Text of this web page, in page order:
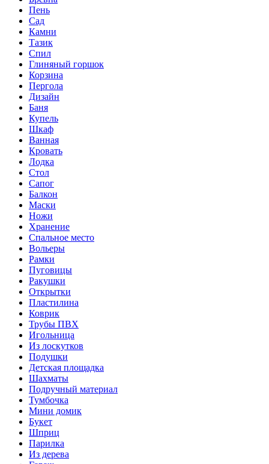
Пень
Сад
Камни
Тазик
Спил
Глиняный горшок
Корзина
Пергола
Дизайн
Баня
Купель
Шкаф
Ванная
Кровать
Лодка
Стол
Сапог
Балкон
Маски
Ножи
Хранение
Спальное место
Вольеры
Рамки
Пуговицы
Ракушки
Открытки
Пластилина
Коврик
Трубы ПВХ
Игольница
Из лоскутков
Подушки
Детская площадка
Шахматы
Подручный материал
Тумбочка
Мини домик
Букет
Шприц
Парилка
Из дерева